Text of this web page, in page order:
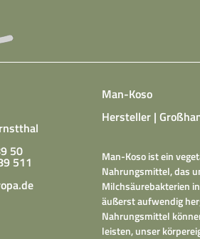
50
511
Man-Koso
Hersteller |
Man-Koso ist ein
Nahrungsmittel, das
Milchsäurebakterien
äußerst aufwendig
Nahrungsmittel
leisten, unser